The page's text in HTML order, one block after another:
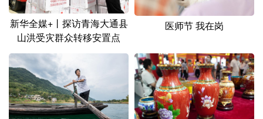
新华全媒+丨探访青海大通县
山洪受灾群众转移安置点
医师节 我在岗